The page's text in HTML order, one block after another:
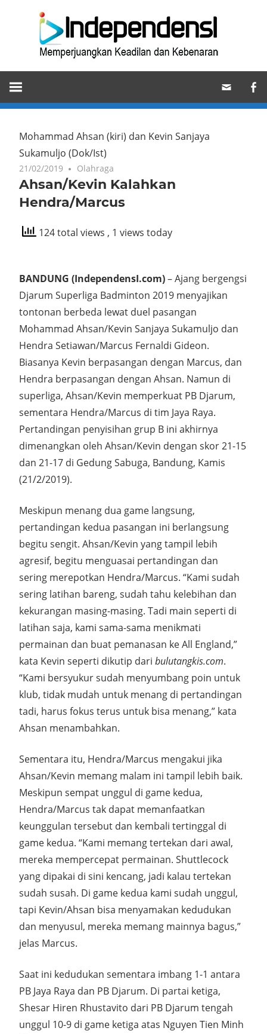
Memperjuangkan
Keadilan
dan
Mohammad Ahsan (kiri) dan Kevin Sanjaya
Sukamuljo (Dok/Ist)
21/02/2019 Olahraga
Ahsan/Kevin Kalahkan
Hendra/Marcus
124 total views , 1 views today
BANDUNG (IndependensI.com)– Ajang bergengsi
Djarum Superliga Badminton 2019 menyajikan
tontonan berbeda lewat duel pasangan
Mohammad Ahsan/Kevin Sanjaya Sukamuljo dan
Hendra Setiawan/Marcus Fernaldi Gideon.
Biasanya Kevin berpasangan dengan Marcus, dan
Hendra berpasangan dengan Ahsan. Namun di
superliga, Ahsan/Kevin memperkuat PB Djarum,
sementara Hendra/Marcus di tim Jaya Raya.
Pertandingan penyisihan grup B ini akhirnya
dimenangkan oleh Ahsan/Kevin dengan skor 21-15
dan 21-17 di Gedung Sabuga, Bandung, Kamis
(21/2/2019).
Meskipun menang dua game langsung,
pertandingan kedua pasangan ini berlangsung
begitu sengit. Ahsan/Kevin yang tampil lebih
agresif, begitu menguasai pertandingan dan
sering merepotkan Hendra/Marcus. “Kami sudah
sering latihan bareng, sudah tahu kelebihan dan
kekurangan masing-masing. Tadi main seperti di
latihan saja, kami sama-sama menikmati
permainan dan buat pemanasan ke All England,”
kata Kevin seperti dikutip dari bulutangkis.com.
“Kami bersyukur sudah menyumbang poin untuk
klub, tidak mudah untuk menang di pertandingan
tadi, harus fokus terus untuk bisa menang,” kata
Ahsan menambahkan.
Sementara itu, Hendra/Marcus mengakui jika
Ahsan/Kevin memang malam ini tampil lebih baik.
Meskipun sempat unggul di game kedua,
Hendra/Marcus tak dapat memanfaatkan
keunggulan tersebut dan kembali tertinggal di
game kedua. “Kami memang tertekan dari awal,
mereka mempercepat permainan. Shuttlecock
yang dipakai di sini kencang, jadi kalau tertekan
sudah susah. Di game kedua kami sudah unggul,
tapi Kevin/Ahsan bisa menyamakan kedudukan
dan menyusul, mereka memang mainnya bagus,”
jelas Marcus.
Saat ini kedudukan sementara imbang 1-1 antara
PB Jaya Raya dan PB Djarum. Di partai ketiga,
Shesar Hiren Rhustavito dari PB Djarum tengah
unggul 10-9 di game ketiga atas Nguyen Tien Minh